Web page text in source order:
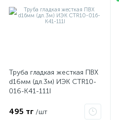
Труба гладкая жесткая ПВХ
d16мм (дл.3м) ИЭК CTR10-
016-K41-111I
495 тг /шт